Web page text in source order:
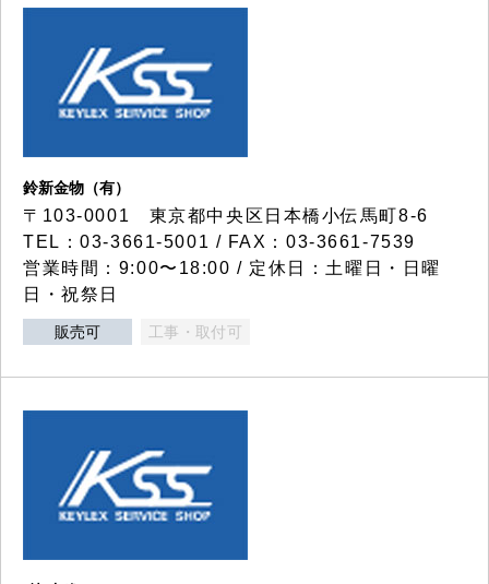
鈴新金物（有）
〒103-0001 東京都中央区日本橋小伝馬町8-6
TEL：03-3661-5001 / FAX：03-3661-7539
営業時間：9:00〜18:00 / 定休日：土曜日・日曜
日・祝祭日
販売可 工事・取付可